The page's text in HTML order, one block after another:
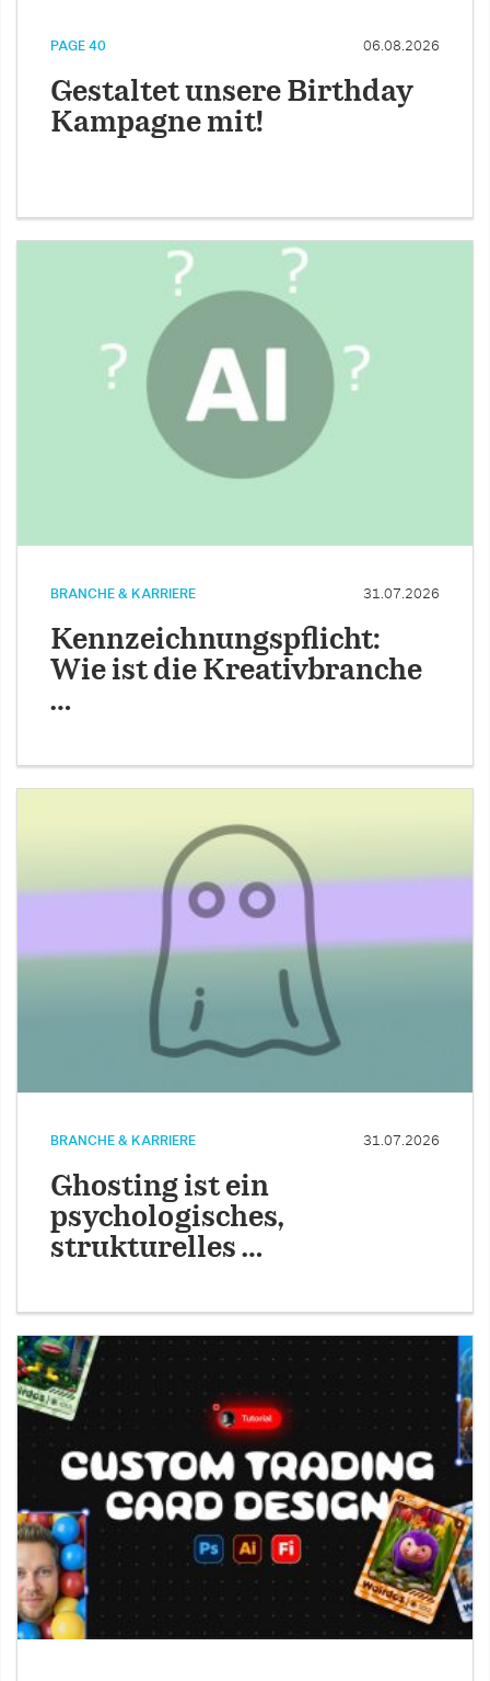
PAGE 40 06.08.2026
Gestaltet unsere Birthday
Kampagne mit!
BRANCHE & KARRIERE 31.07.2026
Kennzeichnungspflicht:
Wie ist die Kreativbranche
…
BRANCHE & KARRIERE 31.07.2026
Ghosting ist ein
psychologisches,
strukturelles …